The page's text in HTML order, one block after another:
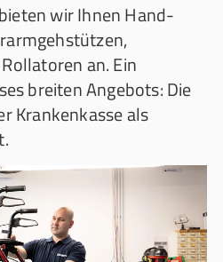
wir Ihnen Hand-
an. Ein
breiten Angebots: Die
Krankenkasse als